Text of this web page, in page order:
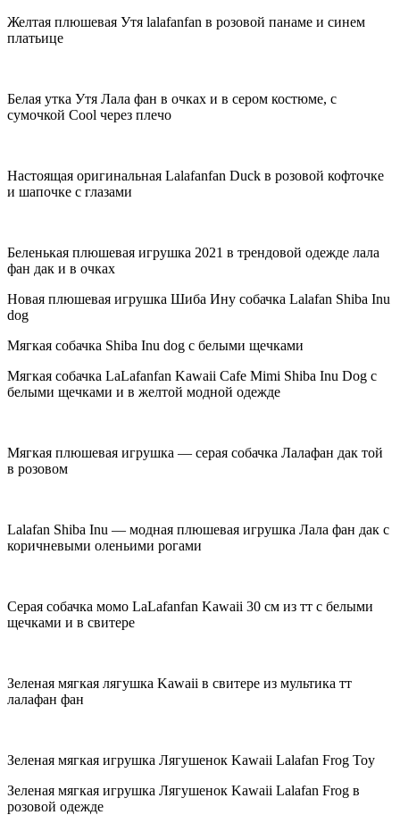
Желтая плюшевая Утя lalafanfan в розовой панаме и синем
платьице
Белая утка Утя Лала фан в очках и в сером костюме, с
сумочкой Cool через плечо
Настоящая оригинальная Lalafanfan Duck в розовой кофточке
и шапочке с глазами
Беленькая плюшевая игрушка 2021 в трендовой одежде лала
фан дак и в очках
Новая плюшевая игрушка Шиба Ину собачка Lalafan Shiba Inu
dog
Мягкая собачка Shiba Inu dog с белыми щечками
Мягкая собачка LaLafanfan Kawaii Cafe Mimi Shiba Inu Dog с
белыми щечками и в желтой модной одежде
Мягкая плюшевая игрушка — серая собачка Лалафан дак той
в розовом
Lalafan Shiba Inu — модная плюшевая игрушка Лала фан дак с
коричневыми оленьими рогами
Серая собачка момо LaLafanfan Kawaii 30 см из тт с белыми
щечками и в свитере
Зеленая мягкая лягушка Kawaii в свитере из мультика тт
лалафан фан
Зеленая мягкая игрушка Лягушенок Kawaii Lalafan Frog Toy
Зеленая мягкая игрушка Лягушенок Kawaii Lalafan Frog в
розовой одежде